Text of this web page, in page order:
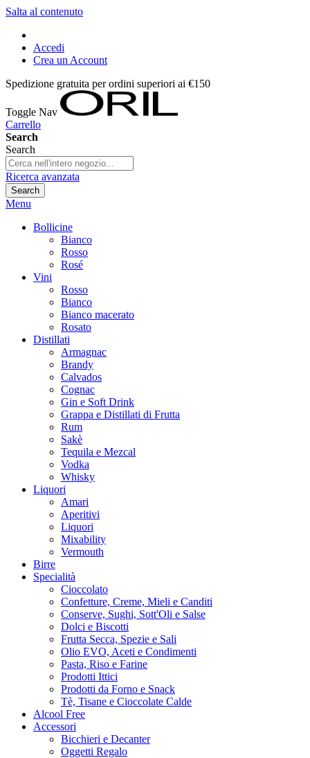
Salta al contenuto
Accedi
Crea un Account
Spedizione gratuita per ordini superiori ai €150
Toggle Nav
Carrello
Search
Search
Ricerca avanzata
Search
Menu
Bollicine
Bianco
Rosso
Rosé
Vini
Rosso
Bianco
Bianco macerato
Rosato
Distillati
Armagnac
Brandy
Calvados
Cognac
Gin e Soft Drink
Grappa e Distillati di Frutta
Rum
Sakè
Tequila e Mezcal
Vodka
Whisky
Liquori
Amari
Aperitivi
Liquori
Mixability
Vermouth
Birre
Specialità
Cioccolato
Confetture, Creme, Mieli e Canditi
Conserve, Sughi, Sott'Oli e Salse
Dolci e Biscotti
Frutta Secca, Spezie e Sali
Olio EVO, Aceti e Condimenti
Pasta, Riso e Farine
Prodotti Ittici
Prodotti da Forno e Snack
Tè, Tisane e Cioccolate Calde
Alcool Free
Accessori
Bicchieri e Decanter
Oggetti Regalo